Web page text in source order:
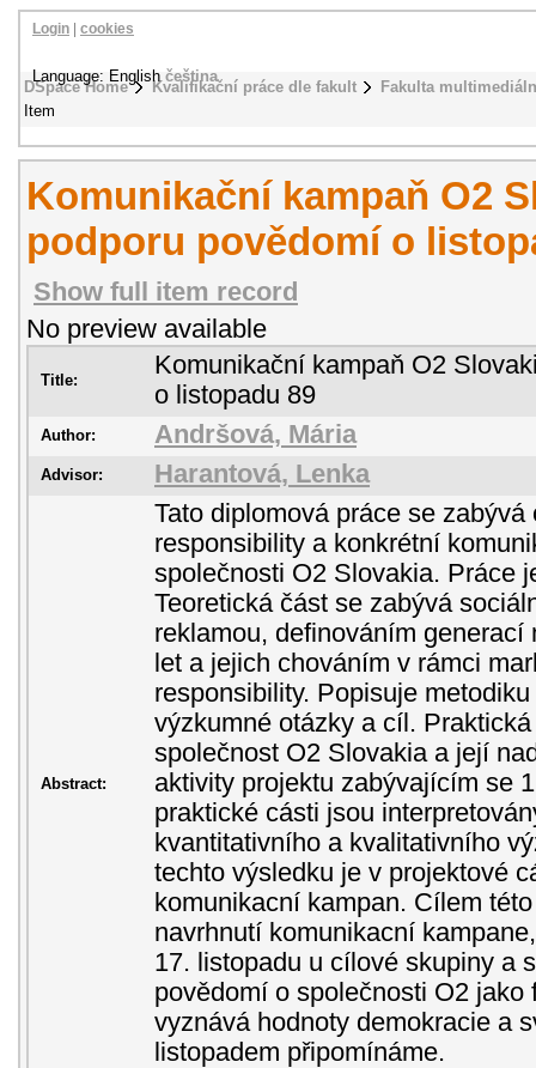
DSpace Home Kvalifikační práce dle fakult
Fakulta
Item
Login cookies
Language: Englishčeština
Komunikační kampaň O2
podporu povědomí o
Show full item record
No preview available
Title:
Komunikační kampaň O2
o listopadu 89
Author: Andršová, Mária
Advisor: Harantová, Lenka
Abstract:
Tato diplomová práce se zabývá
responsibility a konkrétní
společnosti O2 Slovakia. Práce
Teoretická část se zabývá
reklamou, definováním
let a jejich chováním v rámci
responsibility. Popisuje
výzkumné otázky a cíl.
společnost O2 Slovakia a její
aktivity projektu zabývajícím se
praktické cásti jsou
kvantitativního a kvalitativního
techto výsledku je v projektové
komunikacní kampan. Cílem
navrhnutí komunikacní
17. listopadu u cílové skupiny a
povědomí o společnosti O2 jako
vyznává hodnoty demokracie a
listopadem připomínáme.